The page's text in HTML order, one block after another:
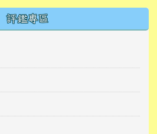
評鑑專區